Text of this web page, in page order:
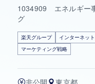
1034909 エネルギー
グ
楽天グループ
インターネッ
マーケティング戦略
非公開 東京都